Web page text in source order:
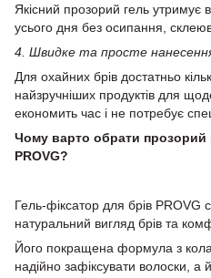
Якісний прозорий гель утримує
усього дня без осипання,
4. Швидке та просте
Для охайних брів достатньо
найзручніших продуктів для
економить час і не потребує
Чому варто обрати прозорий
PROVG?
Гель-фіксатор для брів PROVG
натуральний вигляд брів та
Його покращена формула з
надійно зафіксувати волоски, а